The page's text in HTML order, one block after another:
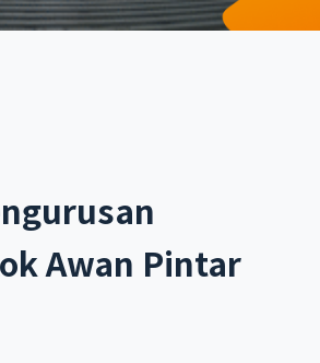
Awan Pintar